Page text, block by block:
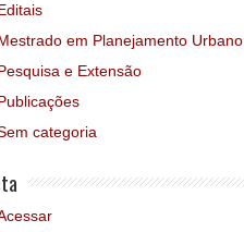
em Planejamento Urbano
e Extensão
categoria